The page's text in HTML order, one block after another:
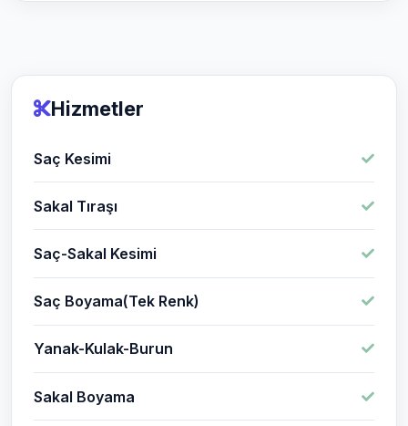
Hizmetler
Saç Kesimi
Sakal Tıraşı
Saç-Sakal Kesimi
Saç Boyama(Tek Renk)
Yanak-Kulak-Burun
Sakal Boyama